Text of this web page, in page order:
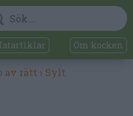
Om kocken
av rätt › Sylt